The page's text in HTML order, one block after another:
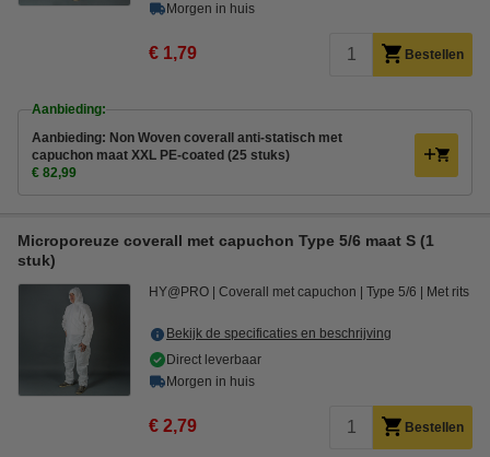
Morgen in huis
€ 1,79 Bestellen
Aanbieding:
Aanbieding: Non Woven coverall anti-statisch met
capuchon maat XXL PE-coated (25 stuks)
€ 82,99
Microporeuze coverall met capuchon Type 5/6 maat S (1
stuk)
HY@PRO Coverall met capuchon Type 5/6 Met rits
Bekijk de specificaties en beschrijving
Direct leverbaar
Morgen in huis
€ 2,79 Bestellen